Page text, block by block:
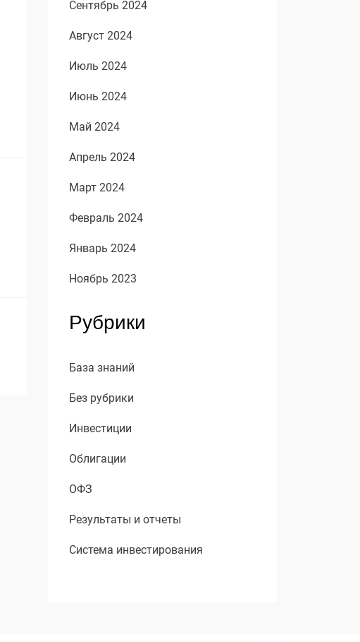
Сентябрь 2024
Август 2024
Июль 2024
Июнь 2024
Май 2024
Апрель 2024
Март 2024
Февраль 2024
Январь 2024
Ноябрь 2023
Рубрики
База знаний
Без рубрики
Инвестиции
Облигации
ОФЗ
Результаты и отчеты
Система инвестирования